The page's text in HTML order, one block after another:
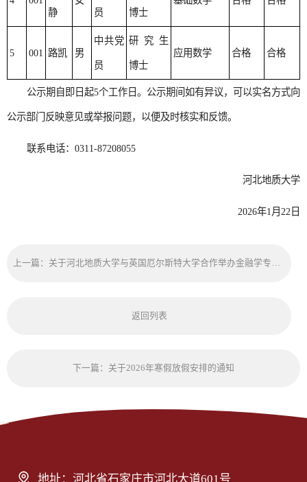
静 员 博士
5 001 路凯 男
中共党
员
研究生
博士
应用数学 合格 合格
公示期自即日起5个工作日。公示期间如有异议，可以实名方式向
公示部门反映意见或举报问题，以便及时核实和反馈。
联系电话：0311-87208055
河北地质大学
2026年1月22日
上一篇：关于河北地质大学与英国厄尔斯特大学合作举办金融学专业本科教育项目2024年度办学信息公示的通知
返回列表
下一篇：关于2026年寒假放假安排的通知
地址：河北省石家庄市河北大道601号